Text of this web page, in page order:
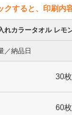
クすると、印刷内
れカラータオル レモ
／納品日
30枚
60枚